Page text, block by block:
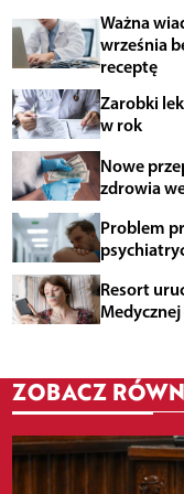
Ważna
września
receptę
Zarobki
w rok
Nowe
zdrowia
Problem
Resort
ZOBACZ